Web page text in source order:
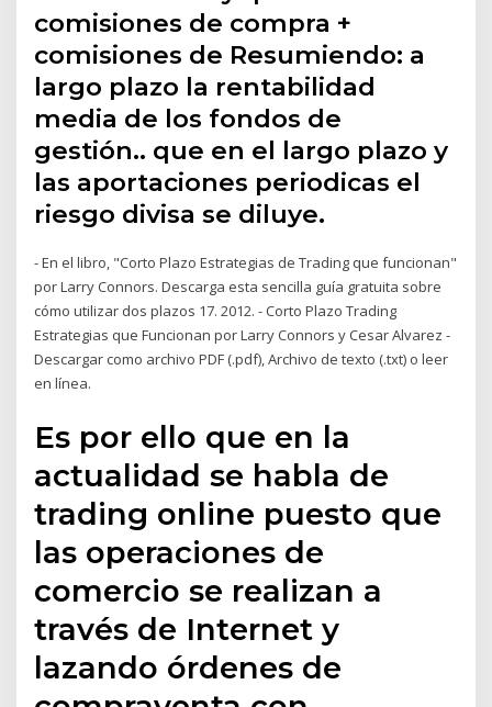
comisiones de compra +
comisiones de Resumiendo: a
largo plazo la rentabilidad
media de los fondos de
gestión.. que en el largo plazo y
las aportaciones periodicas el
riesgo divisa se diluye.
- En el libro, "Corto Plazo Estrategias de Trading que funcionan"
por Larry Connors. Descarga esta sencilla guía gratuita sobre
cómo utilizar dos plazos 17. 2012. - Corto Plazo Trading
Estrategias que Funcionan por Larry Connors y Cesar Alvarez -
Descargar como archivo PDF (.pdf), Archivo de texto (.txt) o leer
en línea.
Es por ello que en la
actualidad se habla de
trading online puesto que
las operaciones de
comercio se realizan a
través de Internet y
lazando órdenes de